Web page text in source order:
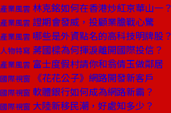
產業風雲 林克銘如何在香港炒紅京華山一？
產業風雲 證期會發威，投顧業膽戰心驚
產業風雲 哪些是外資點名的高科技明牌股？
人物特寫 蔣國樑為何揮淚離開國際投信？
產業風雲 富士度假村請你和翁倩玉做鄰居
國際視窗 《花花公子》網路開發新客戶
國際視窗 軟體銀行如何成為網路新霸？
國際視窗 大陸新移民潮，好處知多少？